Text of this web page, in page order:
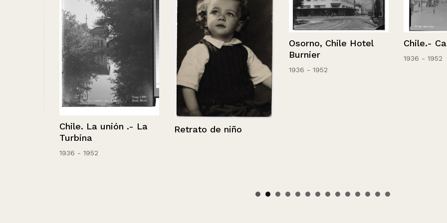
Chile. La unión .- La
Turbina
1936 - 1952
Retrato de niño
Osorno, Chile Hotel
Burnier
1936 - 1952
Chile.-
1936 - 1952